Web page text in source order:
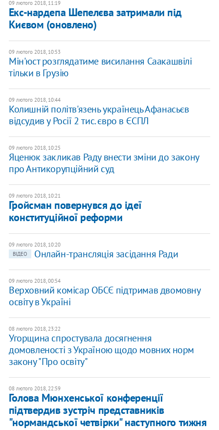
09 лютого 2018, 11:19
Екс-нардепа Шепелєва затримали під
Києвом (оновлено)
09 лютого 2018, 10:53
Мін'юст розглядатиме висилання Саакашвілі
тільки в Грузію
09 лютого 2018, 10:44
Колишній політв'язень українець Афанасьєв
відсудив у Росії 2 тис. євро в ЄСПЛ
09 лютого 2018, 10:25
Яценюк закликав Раду внести зміни до закону
про Антикорупційний суд
09 лютого 2018, 10:21
Гройсман повернувся до ідеї
конституційної реформи
09 лютого 2018, 10:20
ВІДЕО
Онлайн-трансляція засідання Ради
09 лютого 2018, 00:54
Верховний комісар ОБСЄ підтримав двомовну
освіту в Україні
08 лютого 2018, 23:22
Угорщина спростувала досягнення
домовленості з Україною щодо мовних норм
закону "Про освіту"
08 лютого 2018, 22:59
Голова Мюнхенської конференції
підтвердив зустріч представників
"нормандської четвірки" наступного тижня